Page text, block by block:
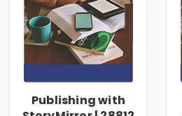
Publishing with